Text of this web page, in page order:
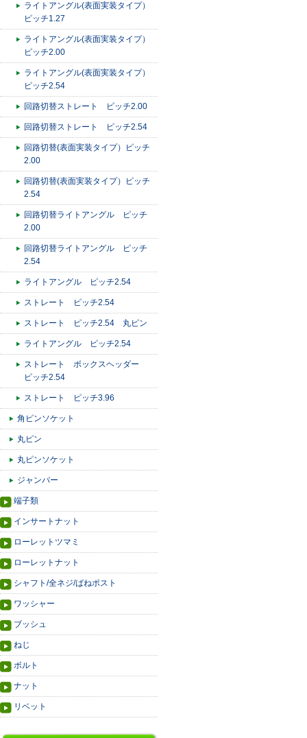
ライトアングル(表面実装タイプ）
ピッチ1.27
ライトアングル(表面実装タイプ）
ピッチ2.00
ライトアングル(表面実装タイプ）
ピッチ2.54
回路切替ストレート ピッチ2.00
回路切替ストレート ピッチ2.54
回路切替(表面実装タイプ）ピッチ
2.00
回路切替(表面実装タイプ）ピッチ
2.54
回路切替ライトアングル ピッチ
2.00
回路切替ライトアングル ピッチ
2.54
ライトアングル ピッチ2.54
ストレート ピッチ2.54
ストレート ピッチ2.54 丸ピン
ライトアングル ピッチ2.54
ストレート ボックスヘッダー
ピッチ2.54
ストレート ピッチ3.96
角ピンソケット
丸ピン
丸ピンソケット
ジャンパー
端子類
インサートナット
ローレットツマミ
ローレットナット
シャフト/全ネジ/ばねポスト
ワッシャー
ブッシュ
ねじ
ボルト
ナット
リベット